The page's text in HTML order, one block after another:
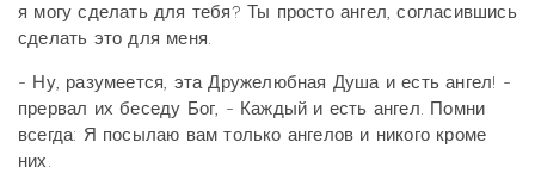
я могу сделать для тебя? Ты просто ангел, согласившись
сделать это для меня.
- Ну, разумеется, эта Дружелюбная Душа и есть ангел! -
прервал их беседу Бог, - Каждый и есть ангел. Помни
всегда: Я посылаю вам только ангелов и никого кроме
них.